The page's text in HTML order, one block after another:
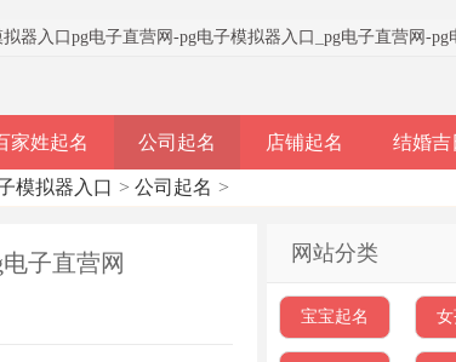
器入口 pg电子直营网-pg电子模拟器入口 pg电子直营网-pg
家姓起名 公司起名 店铺起名 结婚吉
模拟器入口 > 公司起名 >
子直营网 网站分类
宝宝起名